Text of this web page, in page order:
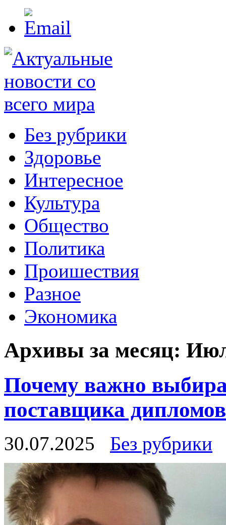
Без рубрики
Здоровье
Интересное
Культура
Общество
Политика
Проишествия
Разное
Экономика
Архивы за месяц:
Почему важно
поставщика дипломов
30.07.2025 Без рубрики